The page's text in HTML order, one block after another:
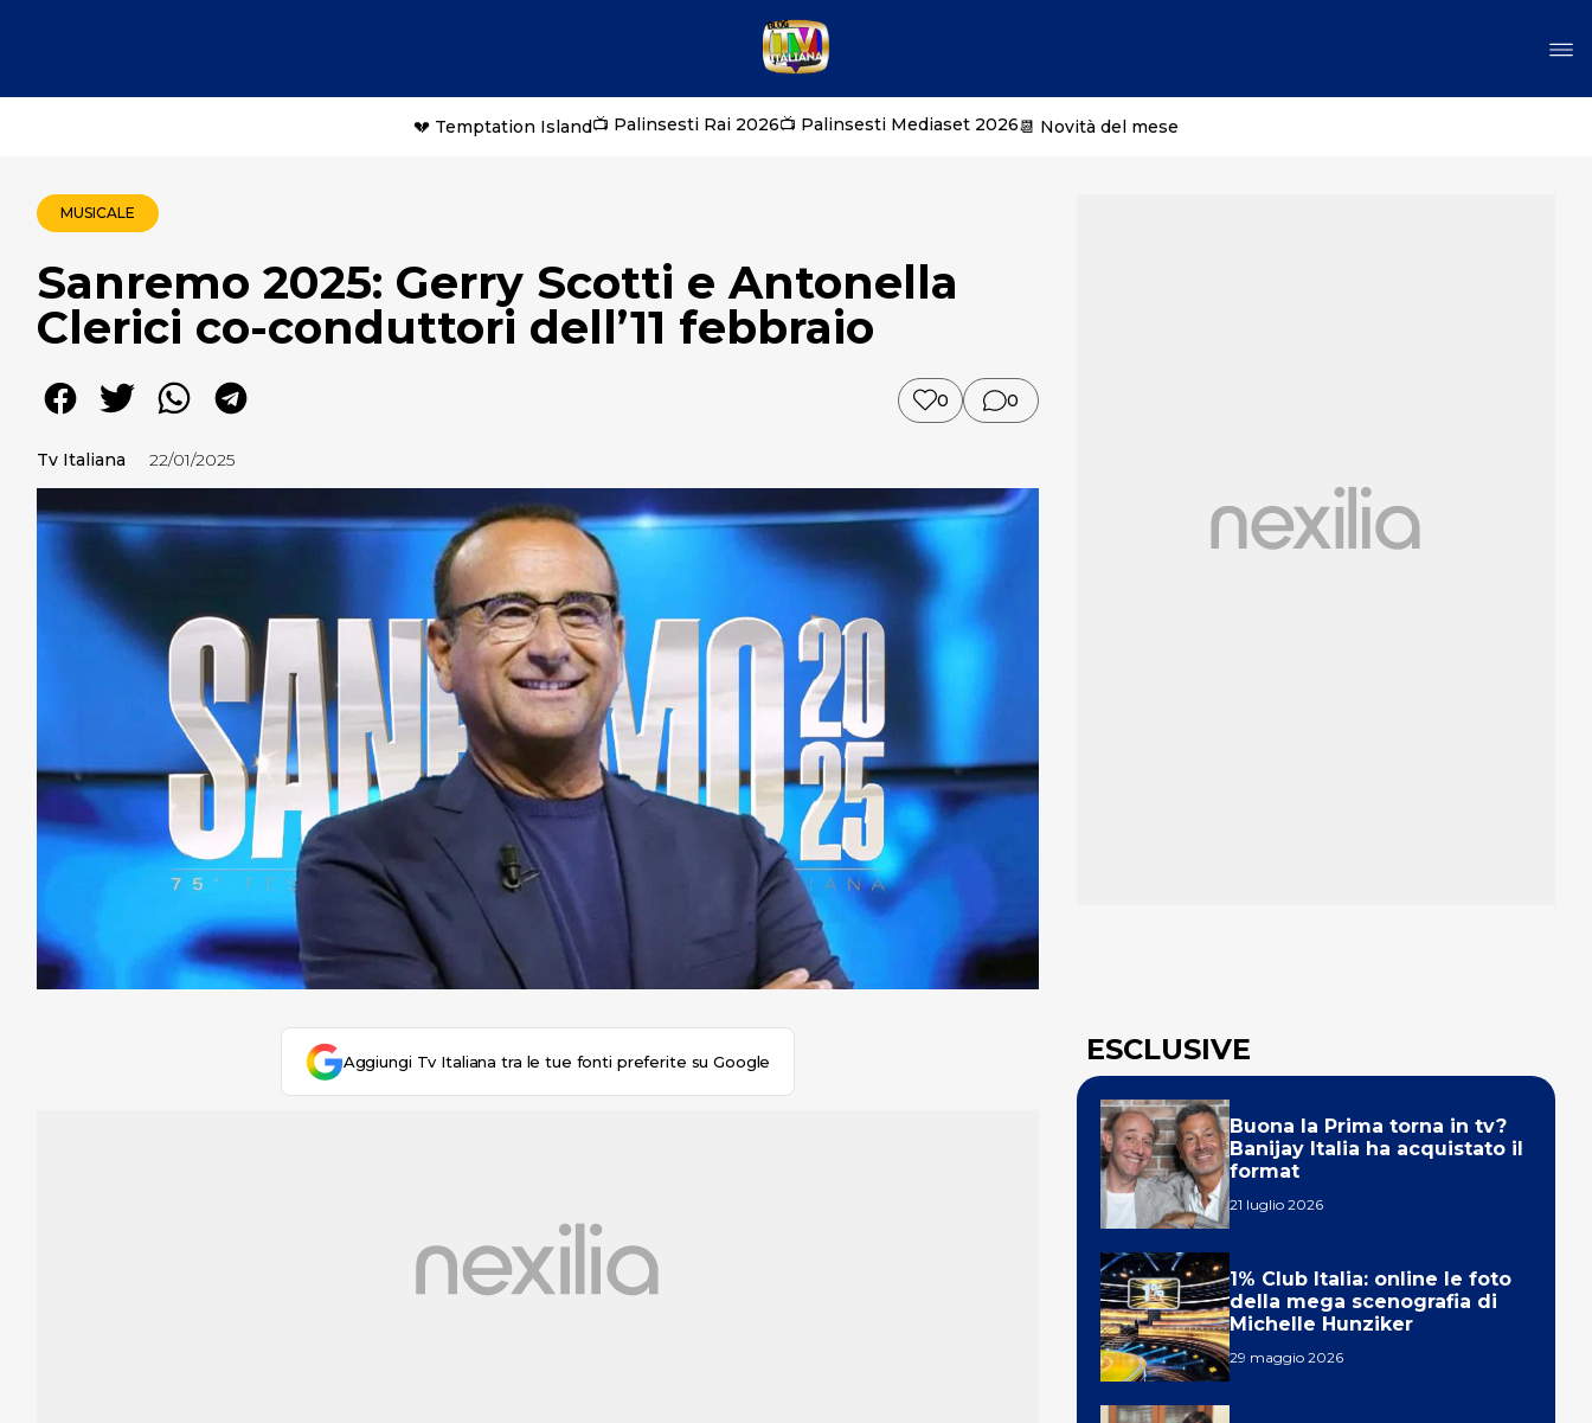
💔 Temptation Island📺 Palinsesti Rai 2026📺 Palinsesti Mediaset 2026📆 Novità del mese
MUSICALE
Sanremo 2025: Gerry Scotti e Antonella
Clerici co-conduttori dell’11 febbraio
0 0
Tv Italiana 22/01/2025
Aggiungi Tv Italiana tra le tue fonti preferite su Google ESCLUSIVE
Buona la Prima torna in tv?
Banijay Italia ha acquistato il
format
21 luglio 2026
1% Club Italia: online le foto
della mega scenografia di
Michelle Hunziker
29 maggio 2026